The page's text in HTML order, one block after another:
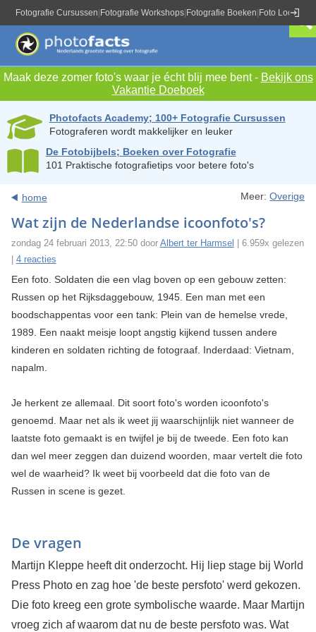
Fotografie Cursussen Fotografie Workshops Fotografie Boeken Foto Locaties
Maak deze zomer foto's waar je écht blij mee bent - Bekijk ons
Vakantie Doeboek
Photofacts Academy; 100+ Fotografie Cursussen
Fotograferen wordt makkelijker en leuker
De Fotobijbels; Boeken over Fotografie
101 Praktische fotografietips voor betere foto's
home Meer:Overige
Wat zijn de Nederlandse icoonfoto's?
zondag 24 februari 2013, 22:50 door Albert ter Harmsel
| 6.959x gelezen
4 reacties
Een foto. Soldaten die een vlag boven op een gebouw zetten:
Russen op het Rijksdaggebouw, 1945. Een man met een
boodschappentas voor een tank: Plein van de hemelse vrede,
1989. Een naakt meisje loopt angstig kijkend tussen andere
kinderen en soldaten richting de fotograaf. Inderdaad: Vietnam,
napalm.
Je herkent ze allemaal. Dit soort foto's worden icoonfoto's
genoemd. Maar net als ik weet jij waarschijnlijk niet wanneer de
laatste foto gemaakt is en twijfel je bij de tweede. Een foto kan
dan wel meer zeggen dan duizend woorden, maar vertelt die foto
wel de waarheid? Ik weet bij voorbeeld dat die foto van de
Russen in scene is gezet.
De vragen
Martijn Kleppe heeft dit onderzocht. Hij liep stage bij World
Press Photo en zag hoe 'de beste persfoto' werd gekozen.
Die foto kreeg een grote symbolische waarde. Maar Martijn
vroeg zich af waarom dat nu de beste persfoto was. Wat